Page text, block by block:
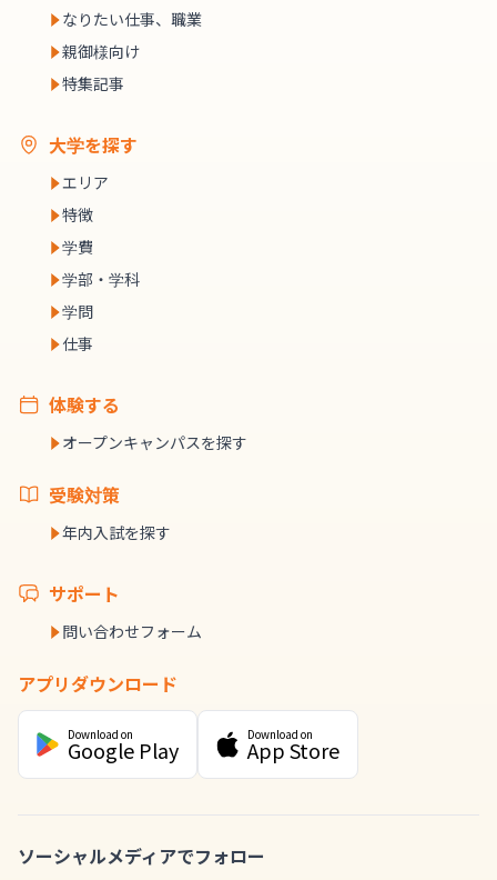
なりたい仕事、職業
親御様向け
特集記事
大学を探す
エリア
特徴
学費
学部・学科
学問
仕事
体験する
オープンキャンパスを探す
受験対策
年内入試を探す
サポート
問い合わせフォーム
アプリダウンロード
Download on
Google Play
Download on
App Store
ソーシャルメディアでフォロー